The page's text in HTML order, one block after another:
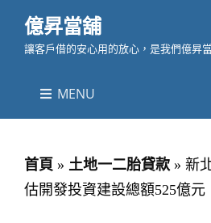
億昇當舖
讓客戶借的安心用的放心，是我們億昇
MENU
首頁 » 土地一二胎貸款 » 新
估開發投資建設總額525億元